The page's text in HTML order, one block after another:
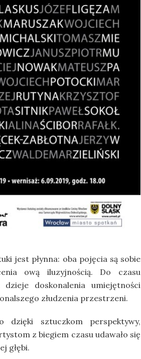
jest płynna: oba pojęcia są sobie
ową iluzyjnością. Do czasu
doskonalenia umiejętności
złudzenia przestrzeni.
dzięki sztuczkom perspektywy,
z biegiem czasu udawało się
głębi.